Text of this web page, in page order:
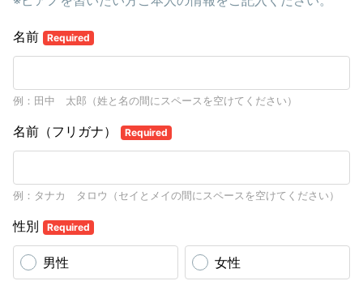
名前 Required
例：田中 太郎（姓と名の間にスペースを空けてください）
名前（フリガナ） Required
例：タナカ タロウ（セイとメイの間にスペースを空けてください）
性別 Required
男性 女性